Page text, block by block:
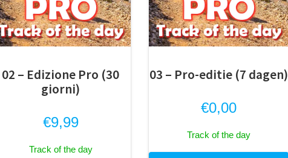
02 – Edizione Pro (30
giorni)
€9,99
Track of the day
03 – Pro-editie (7 dagen)
€0,00
Track of the day